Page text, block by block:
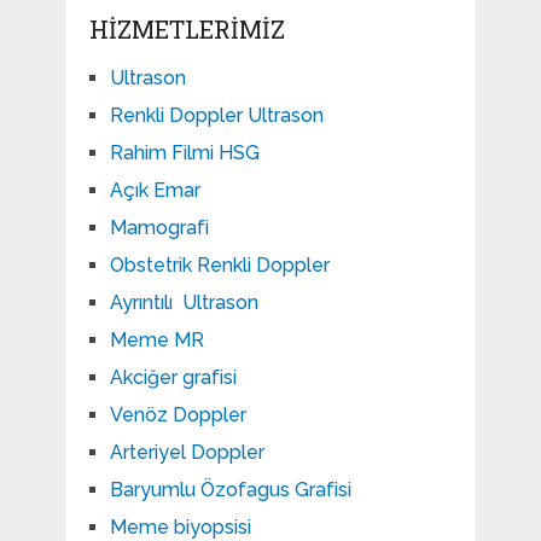
HIZMETLERIMIZ
Ultrason
Renkli Doppler Ultrason
Rahim Filmi HSG
Açık Emar
Mamografi
Obstetrik Renkli Doppler
Ayrıntılı Ultrason
Meme MR
Akciğer grafisi
Venöz Doppler
Arteriyel Doppler
Baryumlu Özofagus Grafisi
Meme biyopsisi